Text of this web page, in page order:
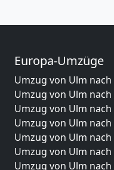
Europa-Umzüge
Umzug von Ulm nach
Umzug von Ulm nach
Umzug von Ulm
Umzug von Ulm
Umzug von Ulm nach
Umzug von Ulm
Umzug von Ulm